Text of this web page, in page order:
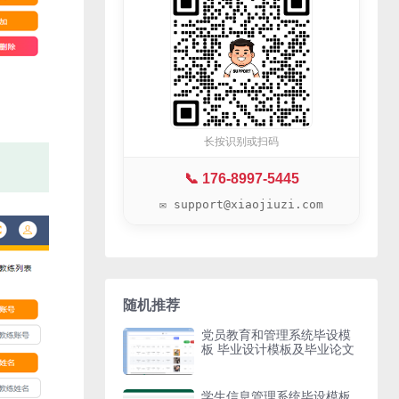
长按识别或扫码
📞 176-8997-5445
✉️ support@xiaojiuzi.com
随机推荐
党员教育和管理系统毕设模
板 毕业设计模板及毕业论文